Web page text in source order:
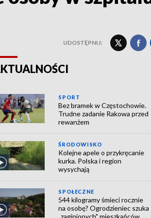
UDOSTĘPNIJ:
SPORT
Bez bramek w Częstochowie.
Trudne zadanie Rakowa przed
rewanżem
ŚRODOWISKO
Kolejne apele o przykręcanie
kurka. Polska i region
wysychają
SPOŁECZNE
544 kilogramy śmieci rocznie
na osobę? Ogrodzieniec szuka
„zaginionych" mieszkańców